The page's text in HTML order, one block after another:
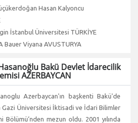
Hasan Kalyoncu
İstanbul Üniversitesi TÜRKİYE
Bauer Viyana AVUSTURYA
Bakü Devlet İdarecilik
AZERBAYCAN
Azerbaycan'ın başkenti Bakü'de
Gazi Üniversitesi İktisadi ve İdari Bilimler
Bölümü’nden mezun oldu. 2001 yılında